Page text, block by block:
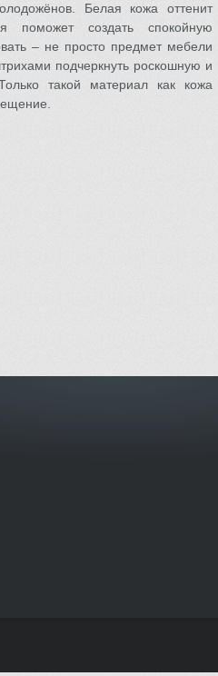
Белая кожа оттенит
поможет создать спокойную
– не просто предмет мебели
подчеркнуть роскошную и
такой материал как кожа